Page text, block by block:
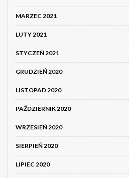
MARZEC 2021
LUTY 2021
STYCZEŃ 2021
GRUDZIEŃ 2020
LISTOPAD 2020
PAŹDZIERNIK 2020
WRZESIEŃ 2020
SIERPIEŃ 2020
LIPIEC 2020